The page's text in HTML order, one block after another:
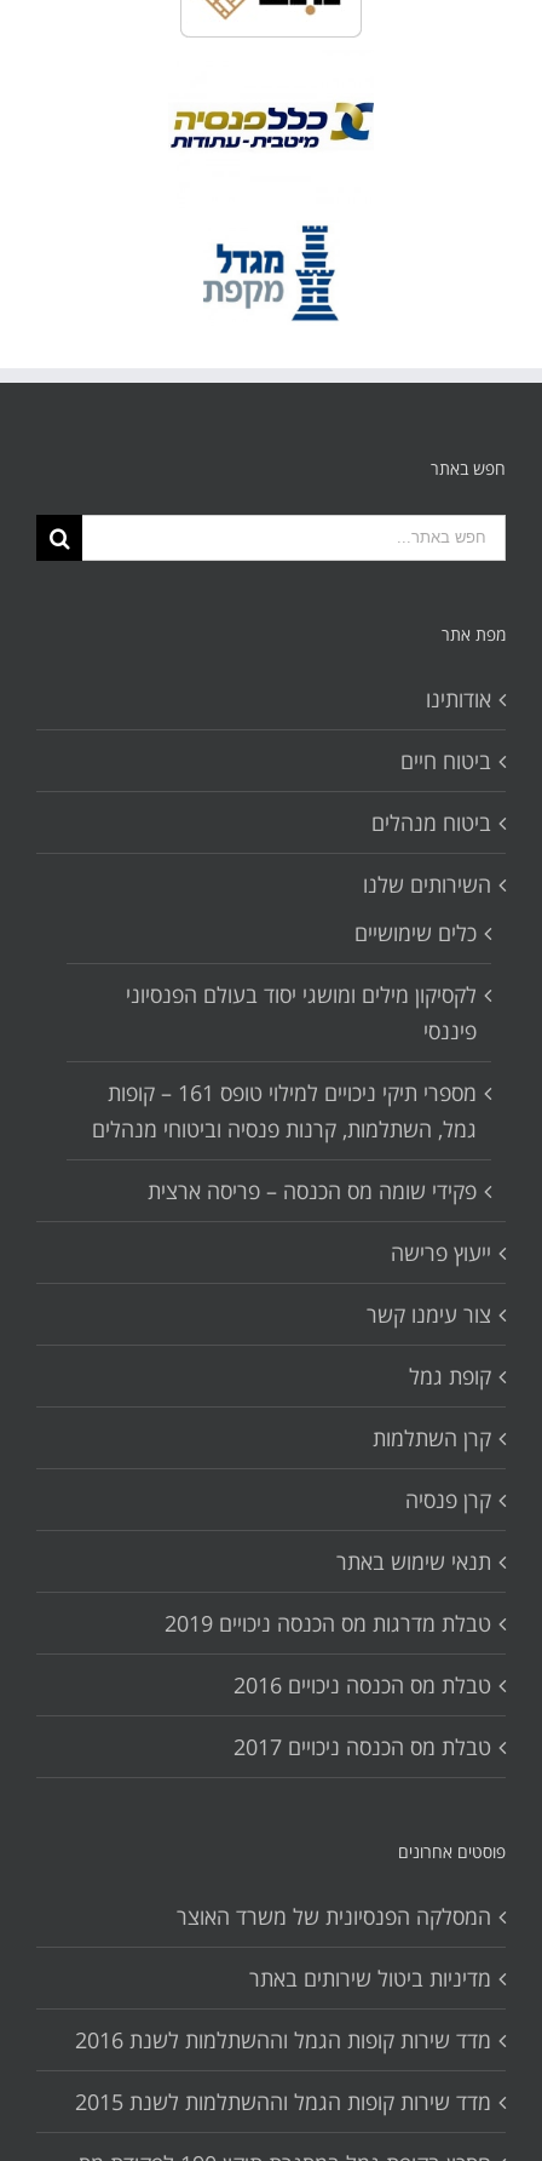
חפש באתר
תוצאות
החיפוש
מפת אתר
אודותינו
ביטוח חיים
ביטוח מנהלים
השירותים שלנו
כלים שימושיים
לקסיקון מילים ומושגי יסוד בעולם הפנסיוני
פיננסי
מספרי תיקי ניכויים למילוי טופס 161 – קופות
גמל, השתלמות, קרנות פנסיה וביטוחי מנהלים
פקידי שומה מס הכנסה – פריסה ארצית
ייעוץ פרישה
צור עימנו קשר
קופת גמל
קרן השתלמות
קרן פנסיה
תנאי שימוש באתר
טבלת מדרגות מס הכנסה ניכויים 2019
טבלת מס הכנסה ניכויים 2016
טבלת מס הכנסה ניכויים 2017
פוסטים אחרונים
המסלקה הפנסיונית של משרד האוצר
מדיניות ביטול שירותים באתר
מדד שירות קופות הגמל וההשתלמות לשנת 2016
מדד שירות קופות הגמל וההשתלמות לשנת 2015